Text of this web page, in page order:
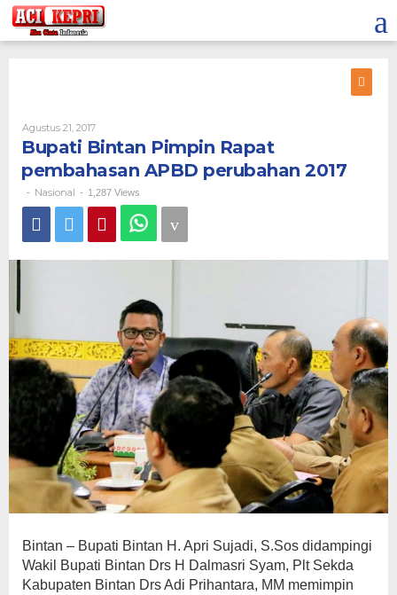
Lewati
ke
konten
Agustus 21, 2017Oleh
Bupati Bintan Pimpin Rapat
pembahasan APBD perubahan 2017
- Nasional - 1,287 Views
Bintan – Bupati Bintan H. Apri Sujadi, S.Sos didampingi
Wakil Bupati Bintan Drs H Dalmasri Syam, Plt Sekda
Kabupaten Bintan Drs Adi Prihantara, MM memimpin